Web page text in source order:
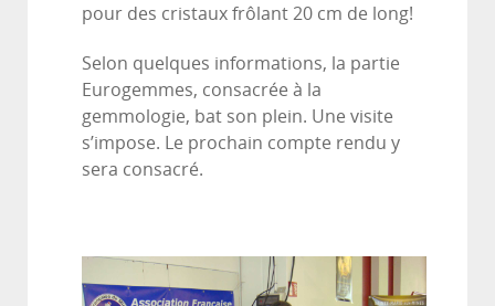
pour des cristaux frôlant 20 cm de long!
Selon quelques informations, la partie
Eurogemmes, consacrée à la
gemmologie, bat son plein. Une visite
s’impose. Le prochain compte rendu y
sera consacré.